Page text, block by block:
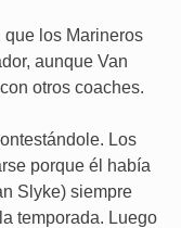
que los Marineros
aunque Van
otros coaches.
Los
porque él había
Slyke) siempre
temporada. Luego